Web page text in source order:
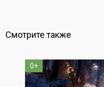
Смотрите также
0+